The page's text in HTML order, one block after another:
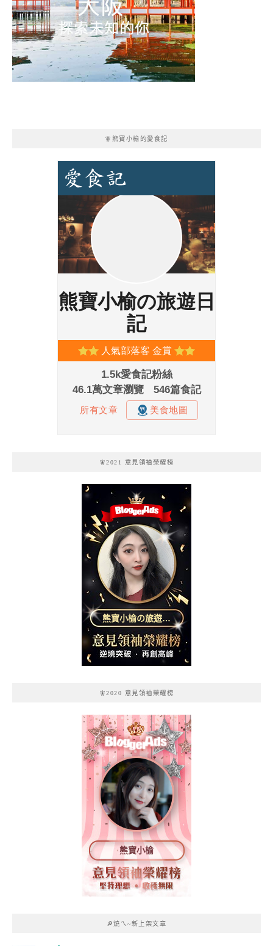
🧚熊寶小榆的愛食記
🧚2021 意見領袖榮耀榜
熊寶小榆の旅遊日
記
🧚2020 意見領袖榮耀榜
熊寶小榆
🔎燒ㄟ~新上架文章